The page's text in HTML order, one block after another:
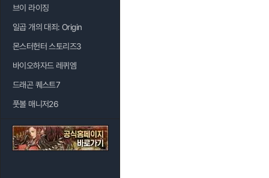
브이 라이징
일곱 개의 대죄: Origin
몬스터헌터 스토리즈3
바이오하자드 레퀴엠
드래곤 퀘스트7
풋볼 매니저26